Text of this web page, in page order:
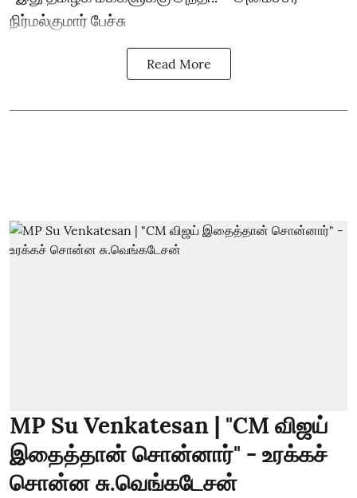
நிர்மல்குமார் பேச்சு
Read More
MP Su Venkatesan | "CM விஜய்
இதைத்தான் சொன்னார்" - உரக்கச்
சொன்ன சு.வெங்கடேசன்